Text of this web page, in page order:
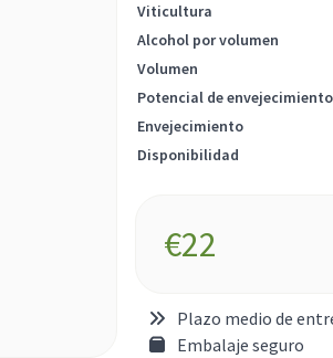
Viticultura
Alcohol por volumen
Volumen
Potencial de
Envejecimiento
Disponibilidad
€22
Plazo medio de
Embalaje seguro